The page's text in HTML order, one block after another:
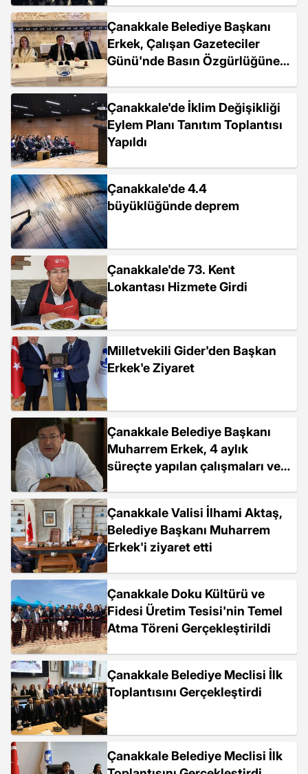
Çanakkale Belediye Başkanı
Erkek, Çalışan Gazeteciler
Günü'nde Basın Özgürlüğüne
Çanakkale'de İklim Değişikliği
Eylem Planı Tanıtım Toplantısı
Yapıldı
Çanakkale'de 4.4
büyüklüğünde deprem
Çanakkale'de 73. Kent
Lokantası Hizmete Girdi
Milletvekili Gider'den Başkan
Erkek'e Ziyaret
Çanakkale Belediye Başkanı
Muharrem Erkek, 4 aylık
süreçte yapılan çalışmaları ve
Çanakkale Valisi İlhami Aktaş,
Belediye Başkanı Muharrem
Erkek'i ziyaret etti
Çanakkale Doku Kültürü ve
Fidesi Üretim Tesisi'nin Temel
Atma Töreni Gerçekleştirildi
Çanakkale Belediye Meclisi İlk
Toplantısını Gerçekleştirdi
Çanakkale Belediye Meclisi İlk